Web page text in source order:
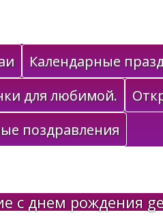
Календарные
для любимой.
поздравления
с днем рождения